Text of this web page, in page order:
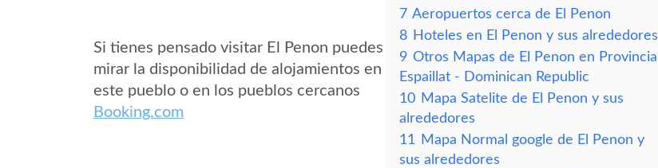
Si tienes pensado visitar El Penon puedes
mirar la disponibilidad de alojamientos en
este pueblo o en los pueblos cercanos
Booking.com
7 Aeropuertos cerca de El Penon
8 Hoteles en El Penon y sus alrededores
9 Otros Mapas de El Penon en Provincia
Espaillat - Dominican Republic
10 Mapa Satelite de El Penon y sus
alrededores
11
Mapa Normal google de El Penon y
sus alrededores